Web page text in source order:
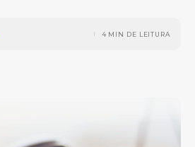
4 MIN DE LEITURA